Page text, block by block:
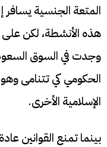
المتعة الجنسية يسافر
هذه الأنشطة، لكن على
وجدت في السوق
الحكومي كي تتنامى
الإسلامية الأخرى.
بينما تمنع القوانين